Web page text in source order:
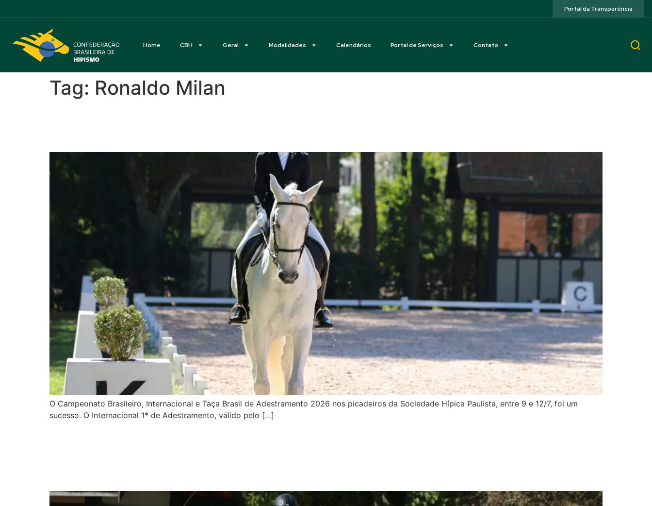
Portal da Transparência
Home CBH Geral Modalidades Calendários Portal de Serviços Contato
Tag: Ronaldo Milan
O Campeonato Brasileiro, Internacional e Taça Brasil de Adestramento 2026 nos picadeiros da Sociedade Hípica Paulista, entre 9 e 12/7, foi um
sucesso. O Internacional 1* de Adestramento, válido pelo […]